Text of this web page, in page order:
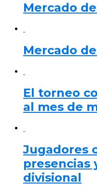
Mercado
Mercado
El torneo
al mes de
Jugadores
presencias
divisional